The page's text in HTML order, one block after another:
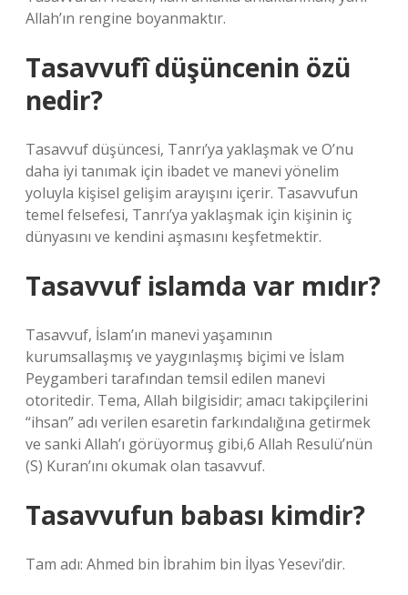
Allah’ın rengine boyanmaktır.
Tasavvufî düşüncenin özü
nedir?
Tasavvuf düşüncesi, Tanrı’ya yaklaşmak ve O’nu
daha iyi tanımak için ibadet ve manevi yönelim
yoluyla kişisel gelişim arayışını içerir. Tasavvufun
temel felsefesi, Tanrı’ya yaklaşmak için kişinin iç
dünyasını ve kendini aşmasını keşfetmektir.
Tasavvuf islamda var mıdır?
Tasavvuf, İslam’ın manevi yaşamının
kurumsallaşmış ve yaygınlaşmış biçimi ve İslam
Peygamberi tarafından temsil edilen manevi
otoritedir. Tema, Allah bilgisidir; amacı takipçilerini
“ihsan” adı verilen esaretin farkındalığına getirmek
ve sanki Allah’ı görüyormuş gibi,6 Allah Resulü’nün
(S) Kuran’ını okumak olan tasavvuf.
Tasavvufun babası kimdir?
Tam adı: Ahmed bin İbrahim bin İlyas Yesevi’dir.